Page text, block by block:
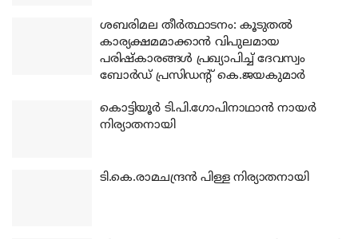
ശബരിമല തീര്‍ത്ഥാടനം: കൂടുതല്‍
കാര്യക്ഷമമാക്കാന്‍ വിപുലമായ
പരിഷ്‌കാരങ്ങള്‍ പ്രഖ്യാപിച്ച് ദേവസ്വം
ബോര്‍ഡ് പ്രസിഡന്റ് കെ.ജയകുമാര്‍
കൊട്ടിയൂര്‍ ടി.പി.ഗോപിനാഥാന്‍ നായര്‍
നിര്യാതനായി
ടി.കെ.രാമചന്ദ്രന്‍ പിള്ള നിര്യാതനായി